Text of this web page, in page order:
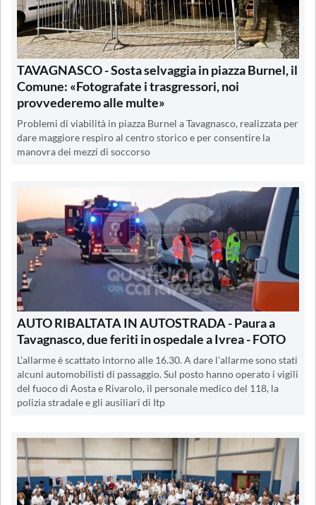
TAVAGNASCO - Sosta selvaggia in piazza Burnel, il
Comune: «Fotografate i trasgressori, noi
provvederemo alle multe»
Problemi di viabilità in piazza Burnel a Tavagnasco, realizzata per
dare maggiore respiro al centro storico e per consentire la
manovra dei mezzi di soccorso
AUTO RIBALTATA IN AUTOSTRADA - Paura a
Tavagnasco, due feriti in ospedale a Ivrea - FOTO
L'allarme è scattato intorno alle 16.30. A dare l'allarme sono stati
alcuni automobilisti di passaggio. Sul posto hanno operato i vigili
del fuoco di Aosta e Rivarolo, il personale medico del 118, la
polizia stradale e gli ausiliari di Itp